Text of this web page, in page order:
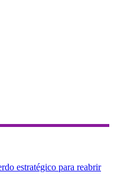
estratégico para reabrir